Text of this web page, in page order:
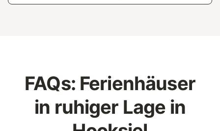
FAQs: Ferienhäuser
in ruhiger Lage in